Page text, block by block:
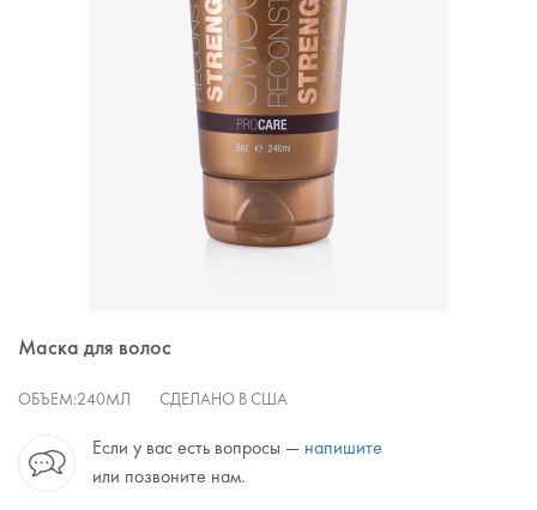
Маска для волос
ОБЪЕМ:240МЛ СДЕЛАНО В США
Если у вас есть вопросы — напишите
или позвоните нам.